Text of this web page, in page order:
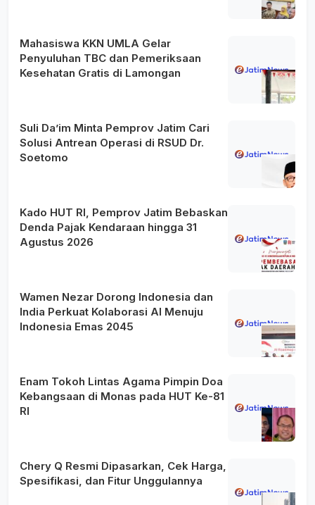
Mahasiswa KKN UMLA Gelar
Penyuluhan TBC dan Pemeriksaan
Kesehatan Gratis di Lamongan
Suli Da’im Minta Pemprov Jatim Cari
Solusi Antrean Operasi di RSUD Dr.
Soetomo
Kado HUT RI, Pemprov Jatim Bebaskan
Denda Pajak Kendaraan hingga 31
Agustus 2026
Wamen Nezar Dorong Indonesia dan
India Perkuat Kolaborasi AI Menuju
Indonesia Emas 2045
Enam Tokoh Lintas Agama Pimpin Doa
Kebangsaan di Monas pada HUT Ke-81
RI
Chery Q Resmi Dipasarkan, Cek Harga,
Spesifikasi, dan Fitur Unggulannya